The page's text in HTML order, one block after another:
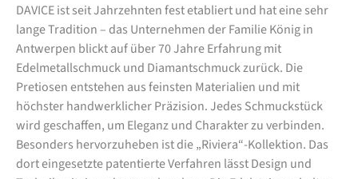
DAVICE ist seit Jahrzehnten fest etabliert und hat eine sehr
lange Tradition – das Unternehmen der Familie König in
Antwerpen blickt auf über 70 Jahre Erfahrung mit
Edelmetallschmuck und Diamantschmuck zurück. Die
Pretiosen entstehen aus feinsten Materialien und mit
höchster handwerklicher Präzision. Jedes Schmuckstück
wird geschaffen, um Eleganz und Charakter zu verbinden.
Besonders hervorzuheben ist die „Riviera“-Kollektion. Das
dort eingesetzte patentierte Verfahren lässt Design und